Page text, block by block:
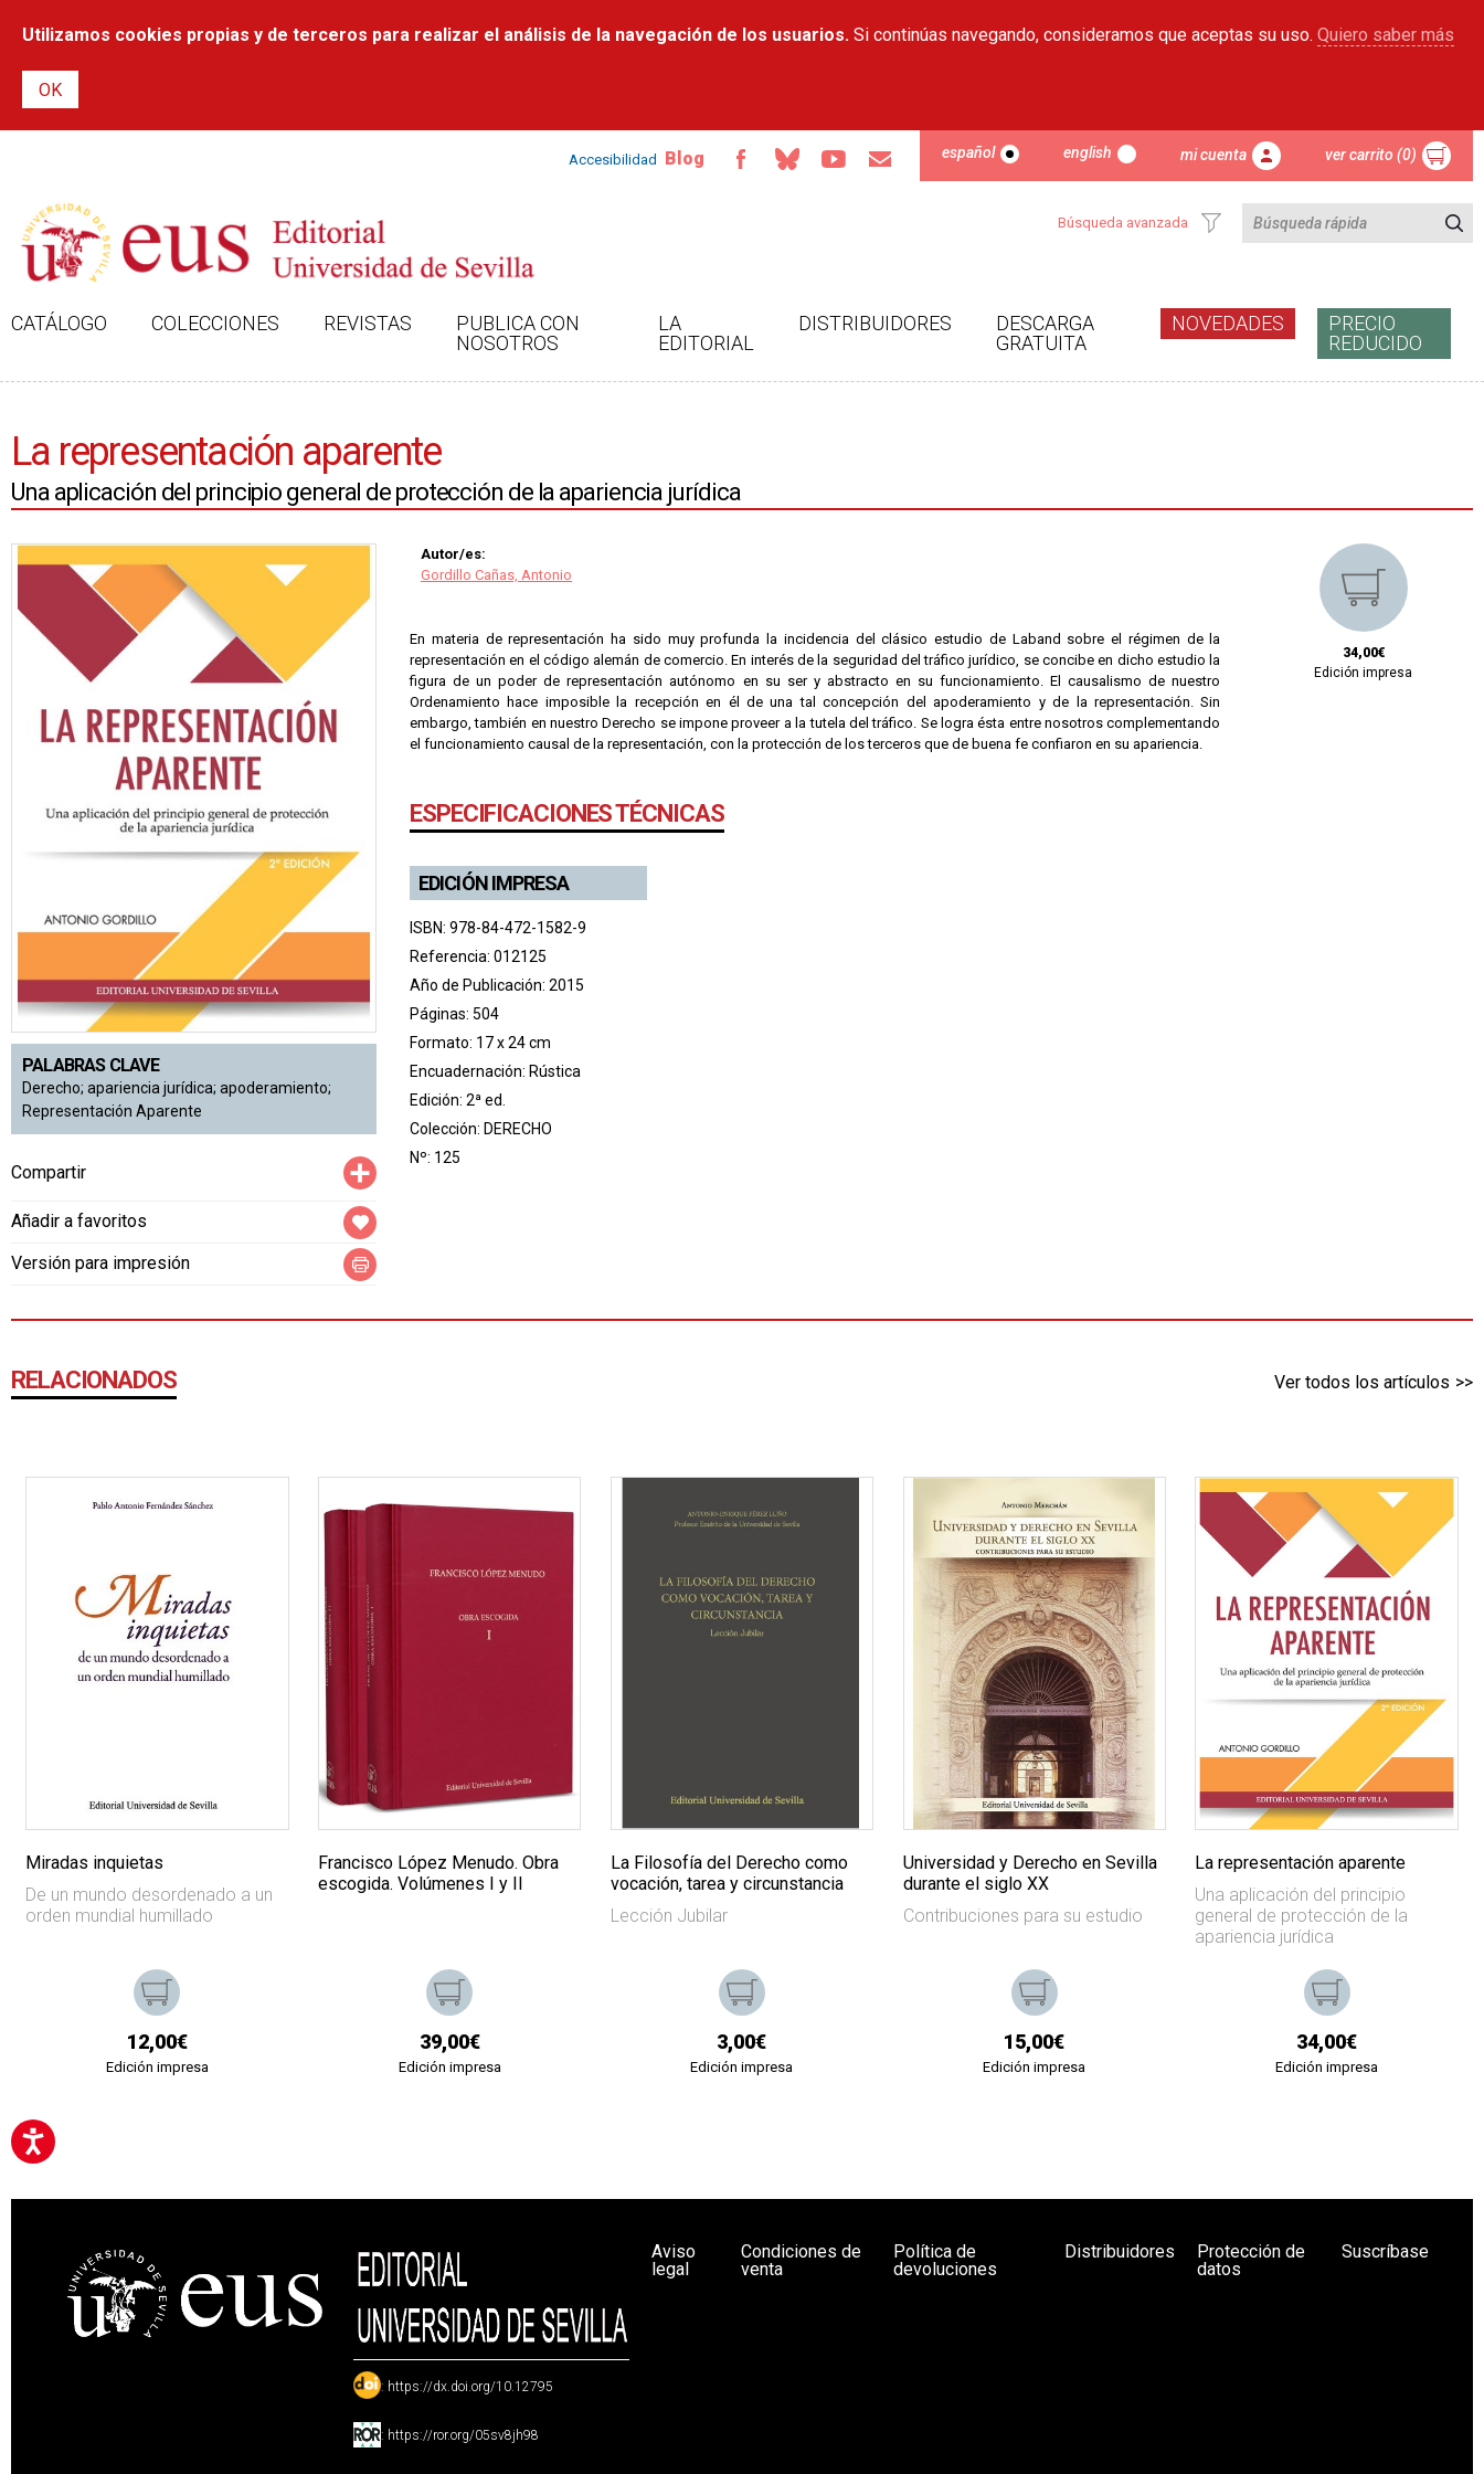
contenido
Utilizamos cookies propias y de terceros para realizar el análisis de la navegación de los usuarios. Si continúas navegando, consideramos que aceptas su uso. Quiero saber más
Accesibilidad Blog español english mi cuenta ver carrito (0)
Búsqueda avanzada
CATÁLOGO COLECCIONES REVISTAS
PUBLICA CON
NOSOTROS
LA
EDITORIAL
DISTRIBUIDORES
DESCARGA
GRATUITA
NOVEDADES
PRECIO
REDUCIDO
La representación aparente
Una aplicación del principio general de protección de la apariencia jurídica
PALABRAS CLAVE
Derecho; apariencia jurídica; apoderamiento;
Representación Aparente
Compartir Compartir
Añadir a favoritos
Versión para impresión
Autor/es:
Gordillo Cañas, Antonio
En materia de representación ha sido muy profunda la incidencia del clásico estudio de Laband sobre el régimen de la
representación en el código alemán de comercio. En interés de la seguridad del tráfico jurídico, se concibe en dicho estudio la
figura de un poder de representación autónomo en su ser y abstracto en su funcionamiento. El causalismo de nuestro
Ordenamiento hace imposible la recepción en él de una tal concepción del apoderamiento y de la representación. Sin
embargo, también en nuestro Derecho se impone proveer a la tutela del tráfico. Se logra ésta entre nosotros complementando
el funcionamiento causal de la representación, con la protección de los terceros que de buena fe confiaron en su apariencia.
ESPECIFICACIONES TÉCNICAS
EDICIÓN IMPRESA
ISBN: 978-84-472-1582-9
Referencia: 012125
Año de Publicación: 2015
Páginas: 504
Formato: 17 x 24 cm
Encuadernación: Rústica
Edición: 2ª ed.
Colección: DERECHO
Nº: 125
34,00€
Edición impresa
RELACIONADOS Ver todos los artículos
Miradas inquietas
De un mundo desordenado a un
orden mundial humillado
12,00€
Edición impresa
Francisco López Menudo. Obra
escogida. Volúmenes I y II
39,00€
Edición impresa
La Filosofía del Derecho como
vocación, tarea y circunstancia
Lección Jubilar
3,00€
Edición impresa
Universidad y Derecho en Sevilla
durante el siglo XX
Contribuciones para su estudio
15,00€
Edición impresa
La representación aparente
Una aplicación del principio
general de protección de la
apariencia jurídica
34,00€
Edición impresa
: https://dx.doi.org/10.12795
: https://ror.org/05sv8jh98
Aviso
legal
Condiciones de
venta
Política de
devoluciones
Distribuidores
Protección de
datos
Suscríbase